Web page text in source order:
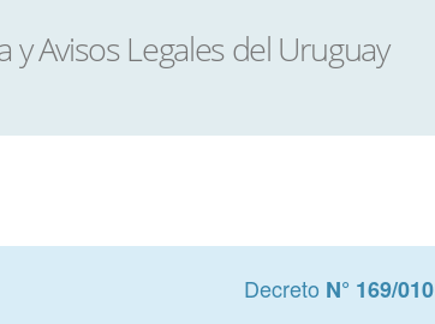
Decreto N° 169/010